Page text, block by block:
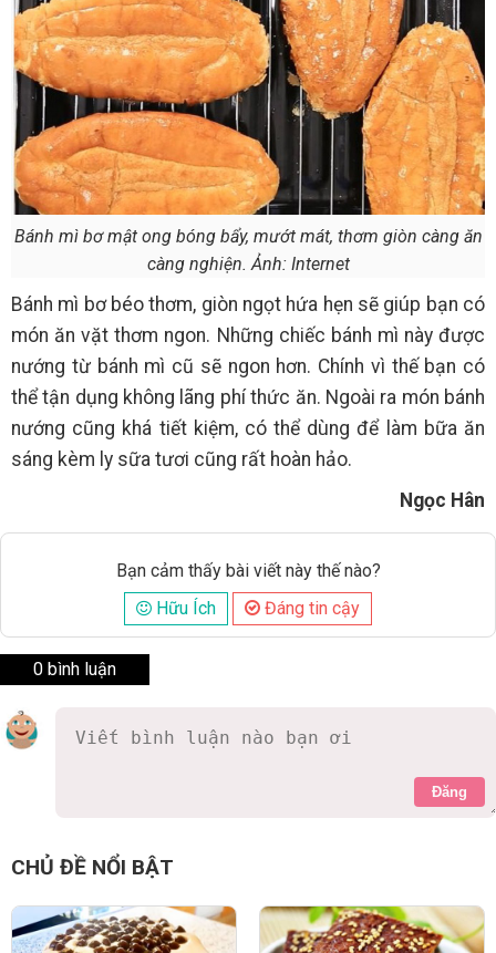
Bánh mì bơ mật ong bóng bẩy, mướt mát, thơm giòn càng ăn
càng nghiện. Ảnh: Internet
Bánh mì bơ béo thơm, giòn ngọt hứa hẹn sẽ giúp bạn có
món ăn vặt thơm ngon. Những chiếc bánh mì này được
nướng từ bánh mì cũ sẽ ngon hơn. Chính vì thế bạn có
thể tận dụng không lãng phí thức ăn. Ngoài ra món bánh
nướng cũng khá tiết kiệm, có thể dùng để làm bữa ăn
sáng kèm ly sữa tươi cũng rất hoàn hảo.
Ngọc Hân
Bạn cảm thấy bài viết này thế nào?
Hữu Ích
Đáng tin cậy
0 bình luận
Đăng
CHỦ ĐỀ NỔI BẬT